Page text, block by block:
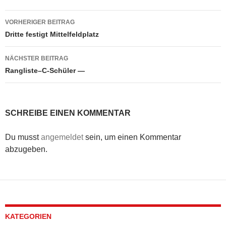
Beitragsnavigation
VORHERIGER BEITRAG
Dritte festigt Mittelfeldplatz
NÄCHSTER BEITRAG
Rangliste–C-Schüler —
SCHREIBE EINEN KOMMENTAR
Du musstangemeldetsein, um einen Kommentar
abzugeben.
KATEGORIEN